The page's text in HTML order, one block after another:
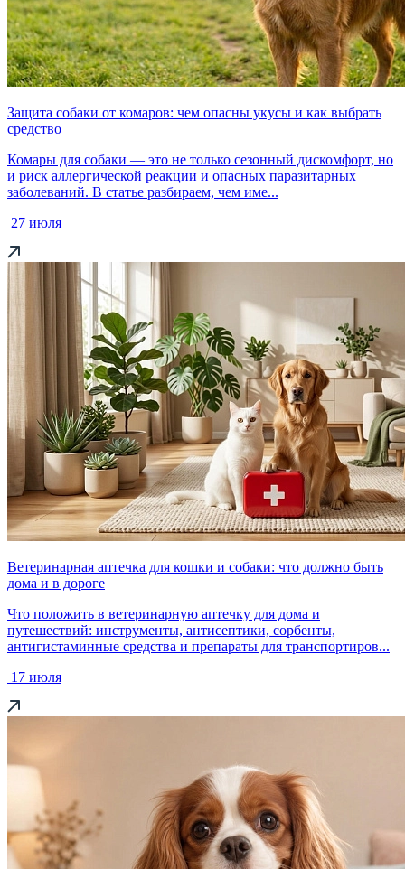
Защита собаки от комаров: чем опасны укусы и как выбрать
средство
Комары для собаки — это не только сезонный дискомфорт, но
и риск аллергической реакции и опасных паразитарных
заболеваний. В статье разбираем, чем име...
27 июля
Ветеринарная аптечка для кошки и собаки: что должно быть
дома и в дороге
Что положить в ветеринарную аптечку для дома и
путешествий: инструменты, антисептики, сорбенты,
антигистаминные средства и препараты для транспортиров...
17 июля